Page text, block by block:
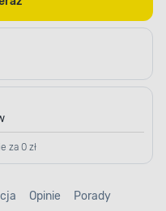
za 0 zł
Opinie Porady